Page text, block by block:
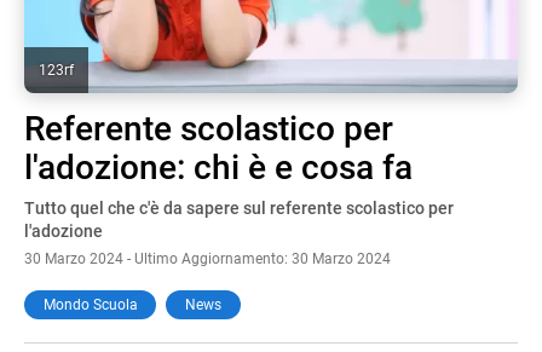
123rf
Referente scolastico per
l'adozione: chi è e cosa fa
Tutto quel che c'è da sapere sul referente scolastico per
l'adozione
30 Marzo 2024 - Ultimo Aggiornamento: 30 Marzo 2024
Mondo Scuola News